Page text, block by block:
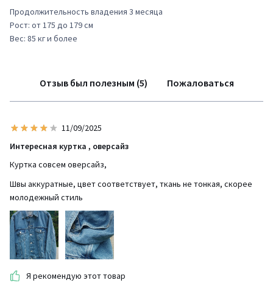
Продолжительность владения 3 месяца
Рост: от 175 до 179 см
Вес: 85 кг и более
Отзыв был полезным (5) Пожаловаться
11/09/2025
Интересная куртка , оверсайз
Куртка совсем оверсайз,
Швы аккуратные, цвет соответствует, ткань не тонкая, скорее
молодежный стиль
Я рекомендую этот товар